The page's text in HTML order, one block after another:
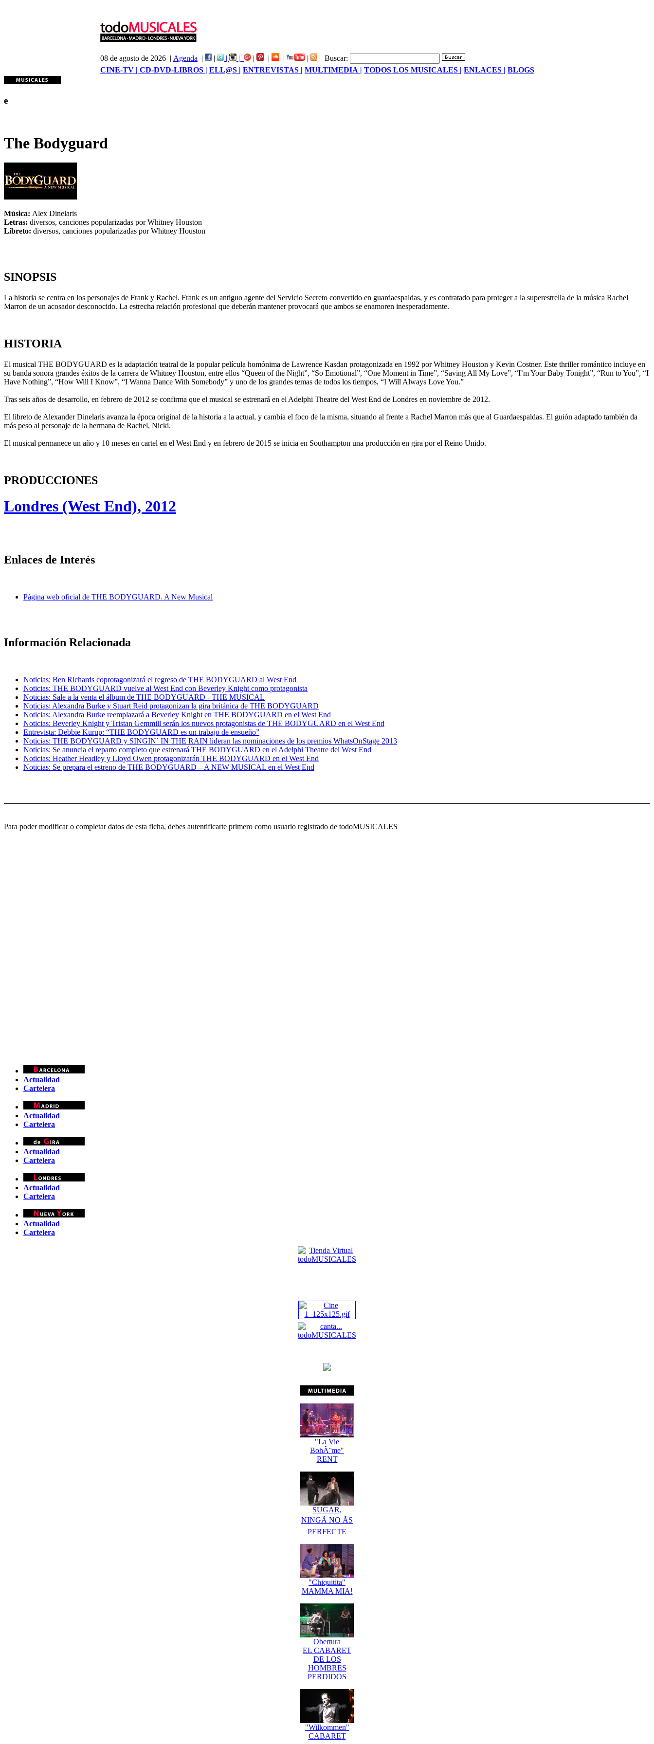
08 de agosto de 2026 | Agenda | | | | | | | | | Buscar:
CINE-TV | CD-DVD-LIBROS | ELL@S | ENTREVISTAS | MULTIMEDIA | TODOS LOS MUSICALES | ENLACES | BLOGS
e
The Bodyguard
Música: Alex Dinelaris
Letras: diversos, canciones popularizadas por Whitney Houston
Libreto: diversos, canciones popularizadas por Whitney Houston
SINOPSIS
La historia se centra en los personajes de Frank y Rachel. Frank es un antiguo agente del Servicio Secreto convertido en guardaespaldas, y es contratado para proteger a la superestrella de la música Rachel
Marron de un acosador desconocido. La estrecha relación profesional que deberán mantener provocará que ambos se enamoren inesperadamente.
HISTORIA
El musical THE BODYGUARD es la adaptación teatral de la popular película homónima de Lawrence Kasdan protagonizada en 1992 por Whitney Houston y Kevin Costner. Este thriller romántico incluye en
su banda sonora grandes éxitos de la carrera de Whitney Houston, entre ellos “Queen of the Night”, “So Emotional”, “One Moment in Time”, “Saving All My Love”, “I’m Your Baby Tonight”, “Run to You”, “I
Have Nothing”, “How Will I Know”, “I Wanna Dance With Somebody” y uno de los grandes temas de todos los tiempos, “I Will Always Love You.”
Tras seis años de desarrollo, en febrero de 2012 se confirma que el musical se estrenará en el Adelphi Theatre del West End de Londres en noviembre de 2012.
El libreto de Alexander Dinelaris avanza la época original de la historia a la actual, y cambia el foco de la misma, situando al frente a Rachel Marron más que al Guardaespaldas. El guión adaptado también da
más peso al personaje de la hermana de Rachel, Nicki.
El musical permanece un año y 10 meses en cartel en el West End y en febrero de 2015 se inicia en Southampton una producción en gira por el Reino Unido.
PRODUCCIONES
Londres (West End), 2012
Enlaces de Interés
Página web oficial de THE BODYGUARD. A New Musical
Información Relacionada
Noticias: Ben Richards coprotagonizará el regreso de THE BODYGUARD al West End
Noticias: THE BODYGUARD vuelve al West End con Beverley Knight como protagonista
Noticias: Sale a la venta el álbum de THE BODYGUARD - THE MUSICAL
Noticias: Alexandra Burke y Stuart Reid protagonizan la gira británica de THE BODYGUARD
Noticias: Alexandra Burke reemplazará a Beverley Knight en THE BODYGUARD en el West End
Noticias: Beverley Knight y Tristan Gemmill serán los nuevos protagonistas de THE BODYGUARD en el West End
Entrevista: Debbie Kurup: “THE BODYGUARD es un trabajo de ensueño”
Noticias: THE BODYGUARD y SINGIN´ IN THE RAIN lideran las nominaciones de los premios WhatsOnStage 2013
Noticias: Se anuncia el reparto completo que estrenará THE BODYGUARD en el Adelphi Theatre del West End
Noticias: Heather Headley y Lloyd Owen protagonizarán THE BODYGUARD en el West End
Noticias: Se prepara el estreno de THE BODYGUARD – A NEW MUSICAL en el West End
Para poder modificar o completar datos de esta ficha, debes autentificarte primero como usuario registrado de todoMUSICALES
Actualidad
Cartelera
Actualidad
Cartelera
Actualidad
Cartelera
Actualidad
Cartelera
Actualidad
Cartelera
"La Vie
BohÃ¨me"
RENT
SUGAR,
NINGÃ NO ÃS
PERFECTE
"Chiquitita"
MAMMA MIA!
Obertura
EL CABARET
DE LOS
HOMBRES
PERDIDOS
"Wilkommen"
CABARET